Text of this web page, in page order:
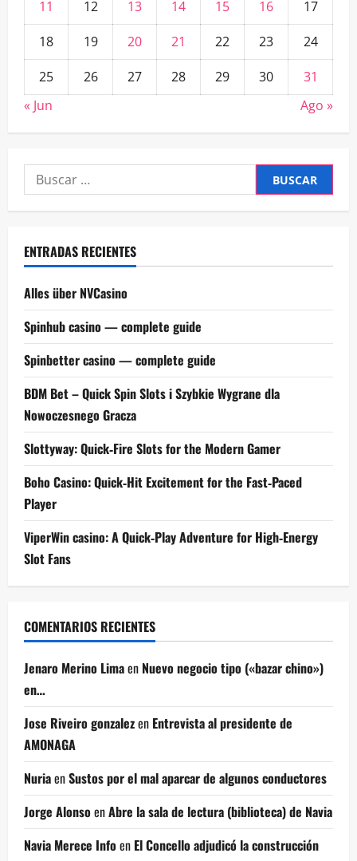
11 12 13 14 15 16
17
18
19 20 21 22 23
24
25
26 27 28 29 30
31
« Jun
Ago »
Buscar:
ENTRADAS RECIENTES
Alles über NVCasino
Spinhub casino — complete guide
Spinbetter casino — complete guide
BDM Bet – Quick Spin Slots i Szybkie Wygrane dla
Nowoczesnego Gracza
Slottyway: Quick‑Fire Slots for the Modern Gamer
Boho Casino: Quick‑Hit Excitement for the Fast‑Paced
Player
ViperWin casino: A Quick‑Play Adventure for High‑Energy
Slot Fans
COMENTARIOS RECIENTES
Jenaro Merino Limaen Nuevo negocio tipo («bazar chino»)
en…
Jose Riveiro gonzalezen Entrevista al presidente de
AMONAGA
NuriaenSustos por el mal aparcar de algunos conductores
Jorge AlonsoenAbre la sala de lectura (biblioteca) de Navia
Navia Merece Infoen El Concello adjudicó la construcción